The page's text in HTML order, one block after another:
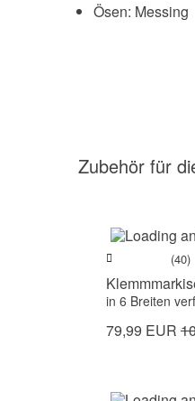
Ösen: Messing
Zubehör für
(40)
in 6 Breiten
79,99 EUR